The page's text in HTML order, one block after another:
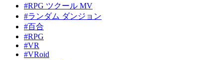
#RPG ツクール MV
#ランダム ダンジョン
#百合
#RPG
#VR
#VRoid